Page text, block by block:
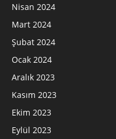
Nisan 2024
Mart 2024
Şubat 2024
Ocak 2024
Aralık 2023
Kasım 2023
Ekim 2023
Eylül 2023